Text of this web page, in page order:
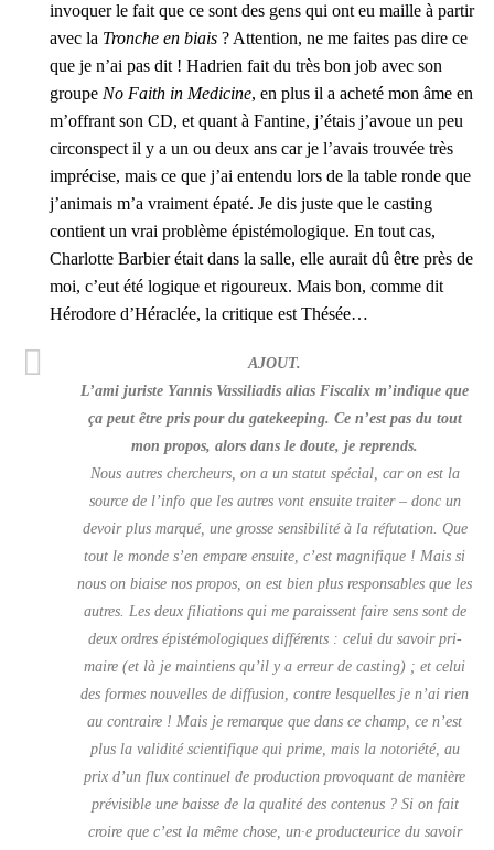
invo­quer le fait que ce sont des gens qui ont eu maille à par­tir
avec la Tronche en biais ? Atten­tion, ne me faites pas dire ce
que je n’ai pas dit ! Hadrien fait du très bon job avec son
groupe No Faith in Medi­cine, en plus il a ache­té mon âme en
m’of­frant son CD, et quant à Fan­tine, j’é­tais j’a­voue un peu
cir­cons­pect il y a un ou deux ans car je l’a­vais trou­vée très
impré­cise, mais ce que j’ai enten­du lors de la table ronde que
j’a­ni­mais m’a vrai­ment épa­té. Je dis juste que le cas­ting
contient un vrai pro­blème épis­té­mo­lo­gique. En tout cas,
Char­lotte Bar­bier était dans la salle, elle aurait dû être près de
moi, c’eut été logique et rigou­reux. Mais bon, comme dit
Héro­dore d’Hé­ra­clée, la cri­tique est Thé­sée…
AJOUT.
L’a­mi juriste Yan­nis Vas­si­lia­dis alias Fis­ca­lix m’in­dique que
ça peut être pris pour du gate­kee­ping. Ce n’est pas du tout
mon pro­pos, alors dans le doute, je reprends.
Nous autres cher­cheurs, on a un sta­tut spé­cial, car on est la
source de l’in­fo que les autres vont ensuite trai­ter – donc un
devoir plus mar­qué, une grosse sen­si­bi­li­té à la réfu­ta­tion. Que
tout le monde s’en empare ensuite, c’est magni­fique ! Mais si
nous on biaise nos pro­pos, on est bien plus res­pon­sables que les
autres. Les deux filia­tions qui me paraissent faire sens sont de
deux ordres épis­té­mo­lo­giques dif­fé­rents : celui du savoir pri­
maire (et là je main­tiens qu’il y a erreur de cas­ting) ; et celui
des formes nou­velles de dif­fu­sion, contre les­quelles je n’ai rien
au contraire ! Mais je remarque que dans ce champ, ce n’est
plus la vali­di­té scien­ti­fique qui prime, mais la noto­rié­té, au
prix d’un flux conti­nuel de pro­duc­tion pro­vo­quant de manière
pré­vi­sible une baisse de la qua­li­té des conte­nus ? Si on fait
croire que c’est la même chose, un·e pro­duc­teu­rice du savoir